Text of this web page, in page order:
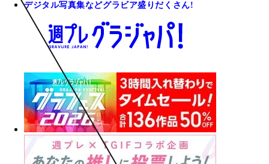
デジタル写真集などグラビア盛りだくさん!